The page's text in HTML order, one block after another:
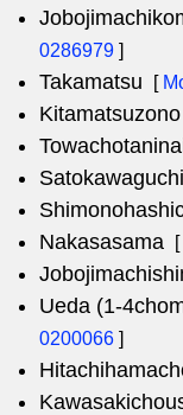
0286979 ]
Takamatsu [
Kitamatsuzono
Nakasasama [
Ueda (1-
0200066 ]